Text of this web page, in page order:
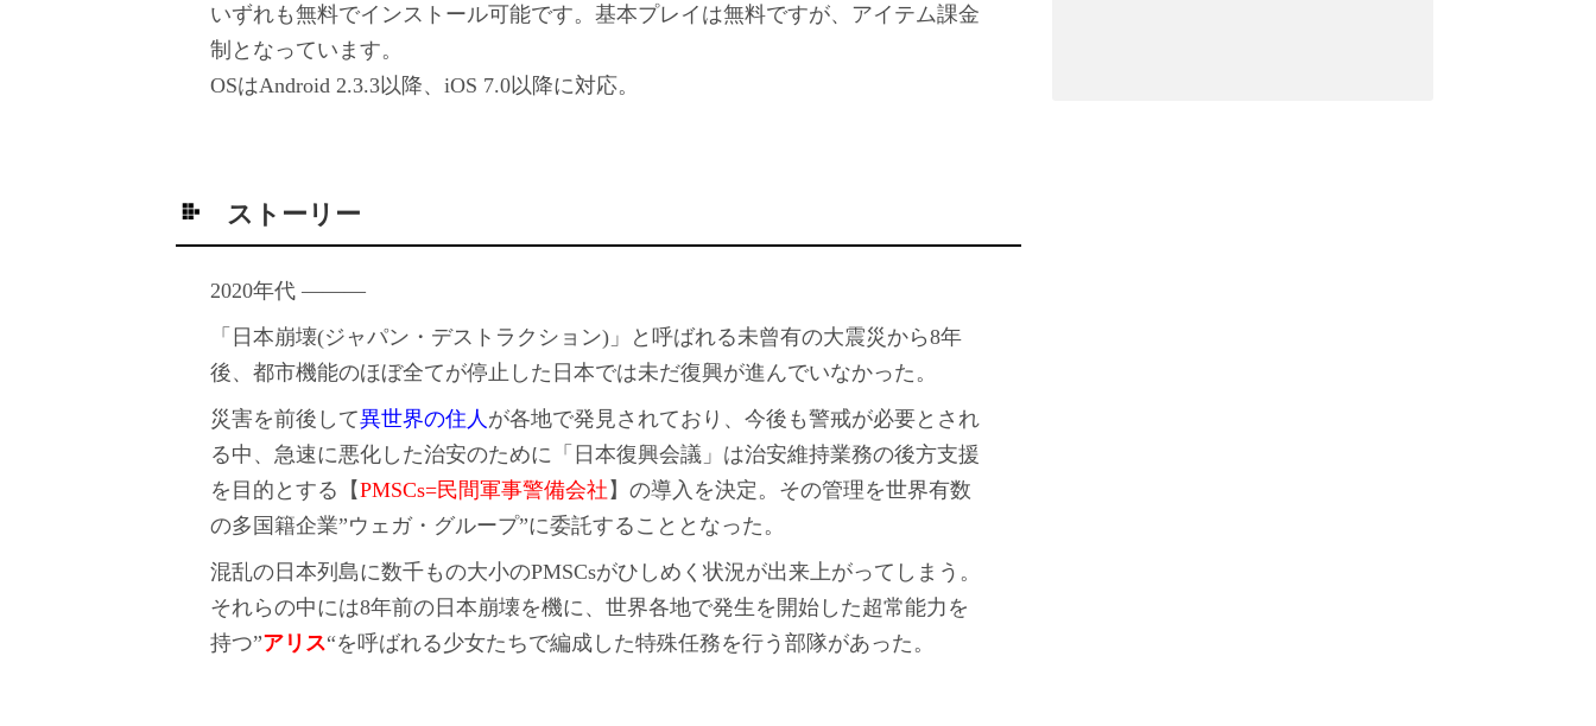
いずれも無料でインストール可能です。基本プレイは無料ですが、アイテム課金
制となっています。
OSはAndroid 2.3.3以降、iOS 7.0以降に対応。
ストーリー
2020年代 ―――
「日本崩壊(ジャパン・デストラクション)」と呼ばれる未曾有の大震災から8年
後、都市機能のほぼ全てが停止した日本では未だ復興が進んでいなかった。
災害を前後して異世界の住人 が各地で発見されており、今後も警戒が必要とされ
る中、急速に悪化した治安のために「日本復興会議」は治安維持業務の後方支援
を目的とする【PMSCs=民間軍事警備会社 】の導入を決定。その管理を世界有数
の多国籍企業”ウェガ・グループ”に委託することとなった。
混乱の日本列島に数千もの大小のPMSCsがひしめく状況が出来上がってしまう。
それらの中には8年前の日本崩壊を機に、世界各地で発生を開始した超常能力を
持つ”アリス“を呼ばれる少女たちで編成した特殊任務を行う部隊があった。